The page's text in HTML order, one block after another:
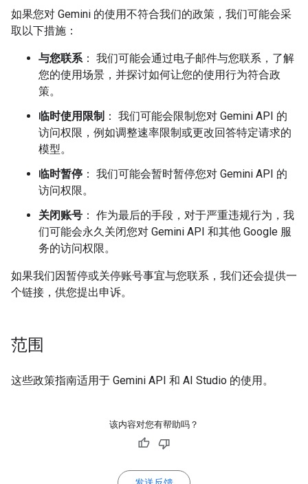
如果您对 Gemini 的使用不符合我们的政策，我们可能会采
取以下措施：
与您联系： 我们可能会通过电子邮件与您联系，了解
您的使用场景，并探讨如何让您的使用行为符合政
策。
临时使用限制 ： 我们可能会限制您对 Gemini API 的
访问权限，例如调整速率限制或更改回答特定请求的
模型。
临时暂停 ： 我们可能会暂时暂停您对 Gemini API 的
访问权限。
关闭账号 ： 作为最后的手段，对于严重违规行为，我
们可能会永久关闭您对 Gemini API 和其他 Google 服
务的访问权限。
如果我们因暂停或关停账号事宜与您联系，我们还会提供一
个链接，供您提出申诉。
范围
这些政策指南适用于 Gemini API 和 AI Studio 的使用。
该内容对您有帮助吗？